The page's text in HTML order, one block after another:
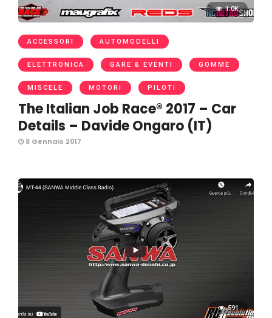
1.0K
ACCESSORI AUTOMODELLI
ELETTRONICA GARE & EVENTI GOMME
MISCELE MOTORI PILOTI
The Italian Job Race® 2017 – Car
Details – Davide Ongaro (IT)
8 Gennaio 2017
591